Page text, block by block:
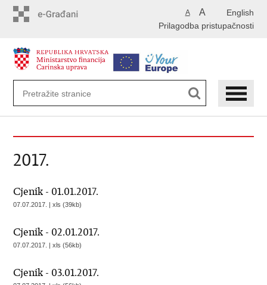
English
A A
Prilagodba pristupačnosti
2017.
Cjenik - 01.01.2017.
07.07.2017. | xls (39kb)
Cjenik - 02.01.2017.
07.07.2017. | xls (56kb)
Cjenik - 03.01.2017.